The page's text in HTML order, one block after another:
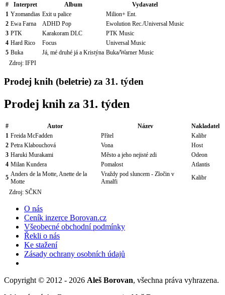
# Interpret Album
Vydavatel
1 Yzomandias Exit u palice
Milion+ Ent.
2 Ewa Farna ADHD Pop
Ewolution Rec./Universal Music
3 PTK Karakoram DLC
PTK Music
4 Hard Rico Focus
Universal Music
5 Buka Já, mé druhé já a Kristýna Buka/Warner Music
Zdroj: IFPI
Prodej knih (beletrie) za 31. týden
Prodej knih za 31. týden
# Autor Název
Nakladatel
1 Freida McFadden Přítel
Kalibr
2 Petra Klabouchová Vona
Host
3 Haruki Murakami Město a jeho nejisté zdi
Odeon
4 Milan Kundera Pomalost
Atlantis
5 Anders de la Motte, Anette de la
Motte
Vraždy pod sluncem - Zločin v
Amalfi
Kalibr
Zdroj: SČKN
O nás
Ceník inzerce Borovan.cz
Všeobecné obchodní podmínky
Řekli o nás
Ke stažení
Zásady ochrany osobních údajů
Copyright © 2012 - 2026 Aleš Borovan, všechna práva vyhrazena.